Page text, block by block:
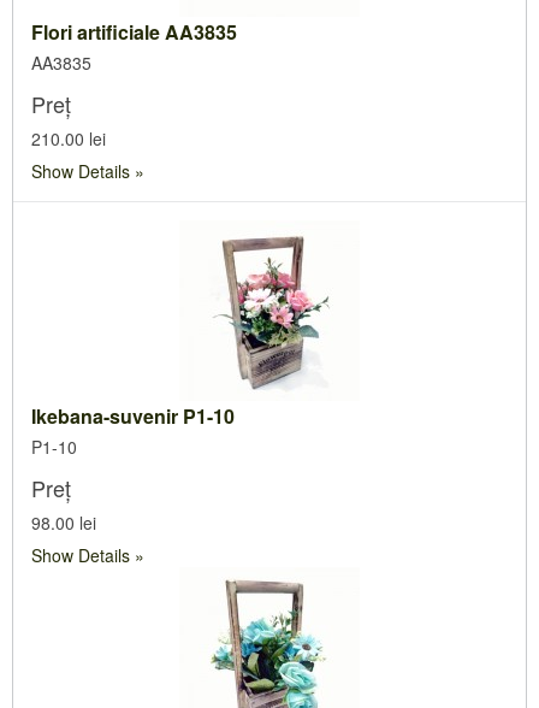
Flori artificiale AA3835
AA3835
Preț
210.00 lei
Show Details
Ikebana-suvenir P1-10
P1-10
Preț
98.00 lei
Show Details